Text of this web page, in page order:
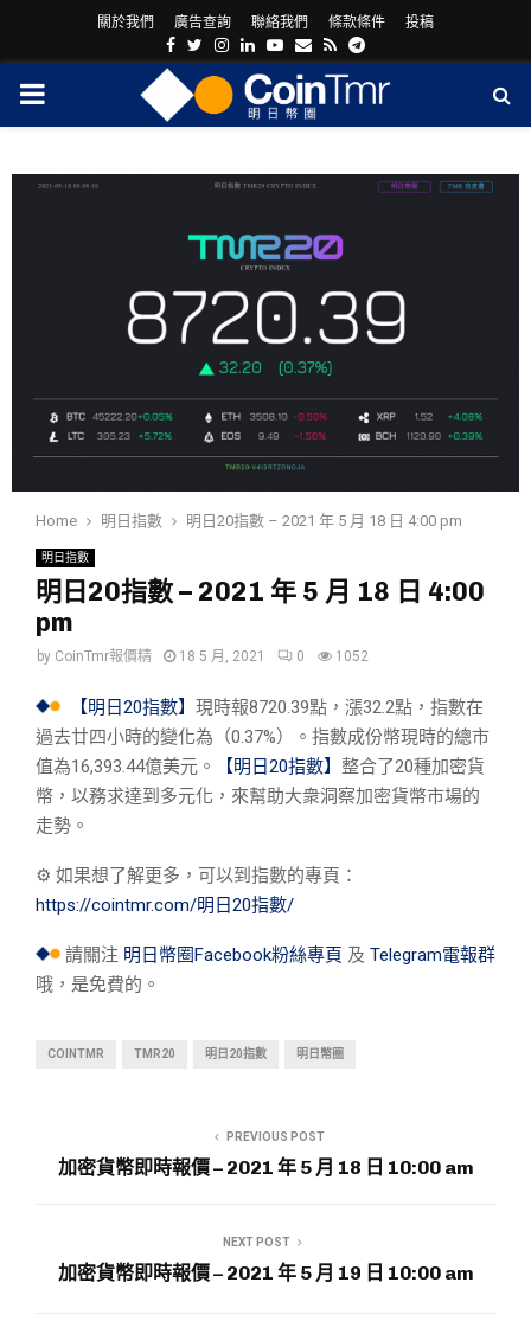
關於我們 廣告查詢 聯絡我們 條款條件 投稿
Facebook
Twitter
Instagram
LinkedinYoutube
Email
RssTelegram
PRIMARY
Home 明日指數 明日20指數 – 2021 年 5 月 18 日 4:00 pm
明日指數
明日20指數 – 2021 年 5 月 18 日 4:00
pm
by CoinTmr報價精 18 5 月, 2021 0 1052
【明日20指數】 現時報8720.39點，漲32.2點，指數在
過去廿四小時的變化為（0.37%）。指數成份幣現時的總市
值為16,393.44億美元。
【明日20指數】 整合了20種加密貨
幣，以務求達到多元化，來幫助大衆洞察加密貨幣市場的
走勢。
⚙︎ 如果想了解更多，可以到指數的專頁：
https://cointmr.com/明日20指數/
請關注 明日幣圈Facebook粉絲專頁 及 Telegram電報群
哦，是免費的。
COINTMR TMR20 明日20指數 明日幣圈
PREVIOUS POST
加密貨幣即時報價 – 2021 年 5 月 18 日 10:00 am
NEXT POST
加密貨幣即時報價 – 2021 年 5 月 19 日 10:00 am